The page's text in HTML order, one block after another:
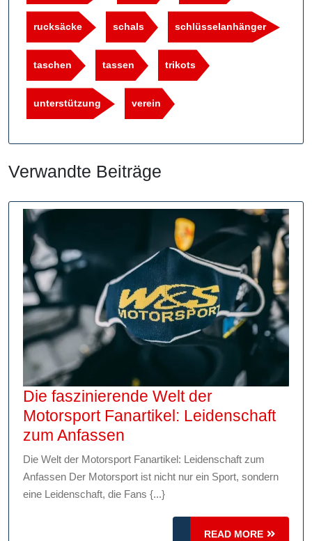
rucksäcke schals schlüsselanhänger
taschen tassen trikots
unterstützung verein
Verwandte Beiträge
Die faszinierende Welt der
Motorsport Fanartikel: Leidenschaft
zum Anfassen
faszinierende
Welt
der
Motorsport
Die Welt der Motorsport Fanartikel: Leidenschaft zum
Anfassen Der Motorsport ist nicht nur ein Sport, sondern
eine Leidenschaft, die Fans {...}
READ MORE
READ